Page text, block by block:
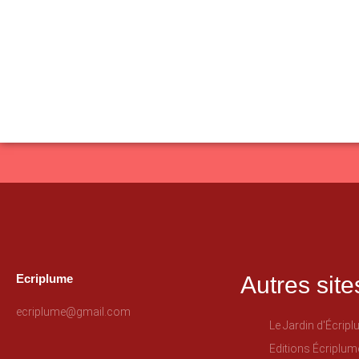
Ecriplume
ecriplume@gmail.com
Autres
Le Jardin
Editions